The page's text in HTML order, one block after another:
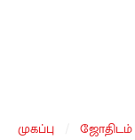
முகப்பு ஜோதிடம்